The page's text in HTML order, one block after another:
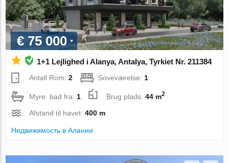
€ 75 000
1+1 Lejlighed i Alanya, Antalya, Tyrkiet Nr. 211384
Antall Rom:2 Soveværelse:1
Myre. bad fra: 1 Brug plads:44 m2
Afstand til havet:400 m
Недвижимость в Алании